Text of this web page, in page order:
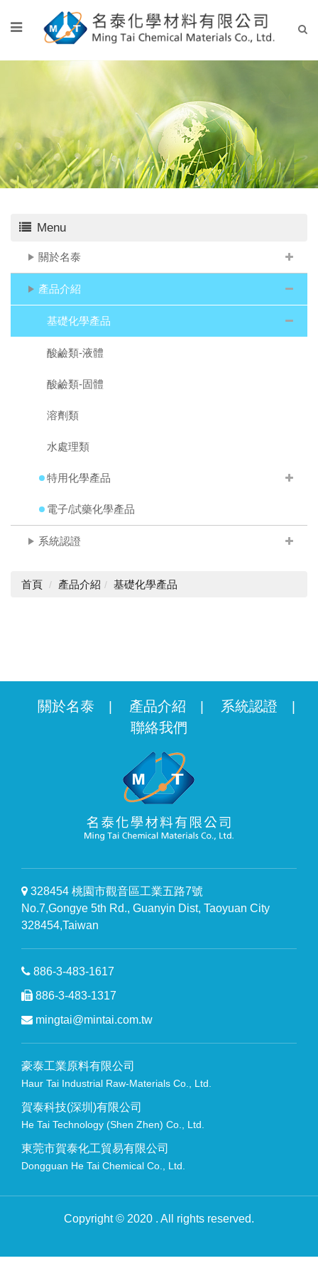
Menu
關於名泰
產品介紹
基礎化學產品
酸鹼類-液體
酸鹼類-固體
溶劑類
水處理類
特用化學產品
電子/試藥化學產品
系統認證
首頁 產品介紹 基礎化學產品
關於名泰 產品介紹 系統認證
聯絡我們
328454 桃園市觀音區工業五路7號
No.7,Gongye 5th Rd., Guanyin Dist, Taoyuan City
328454,Taiwan
886-3-483-1617
886-3-483-1317
mingtai@mintai.com.tw
豪泰工業原料有限公司
Haur Tai Industrial Raw-Materials Co., Ltd.
賀泰科技(深圳)有限公司
He Tai Technology (Shen Zhen) Co., Ltd.
東莞市賀泰化工貿易有限公司
Dongguan He Tai Chemical Co., Ltd.
Copyright © 2020 . All rights reserved.